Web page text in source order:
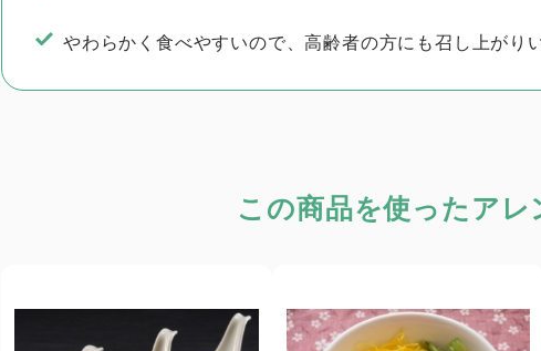
やわらかく食べやすいので、高齢者の方にも召し上がり
この商品を使った アレ